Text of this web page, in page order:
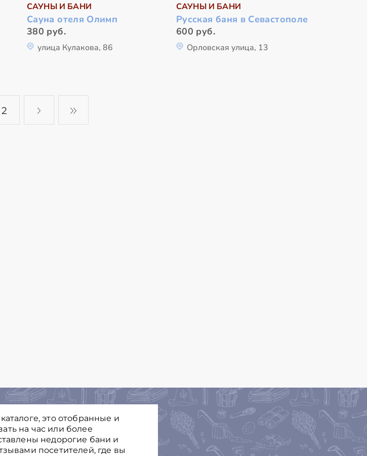
САУНЫ И БАНИ
Сауна отеля Олимп
380 руб.
улица Кулакова, 86
САУНЫ И БАНИ
Русская баня в Севастополе
600 руб.
Орловская улица, 13
2
это отобранные и
на час или более
недорогие бани и
посетителей, где вы